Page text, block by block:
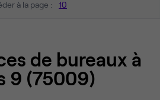
à la page : 10
de bureaux à
9 (75009)